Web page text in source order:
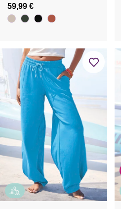
59,99 €